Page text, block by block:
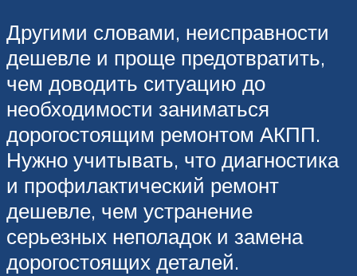
Другими словами, неисправности
дешевле и проще предотвратить,
чем доводить ситуацию до
необходимости заниматься
дорогостоящим ремонтом АКПП.
Нужно учитывать, что диагностика
и профилактический ремонт
дешевле, чем устранение
серьезных неполадок и замена
дорогостоящих деталей.